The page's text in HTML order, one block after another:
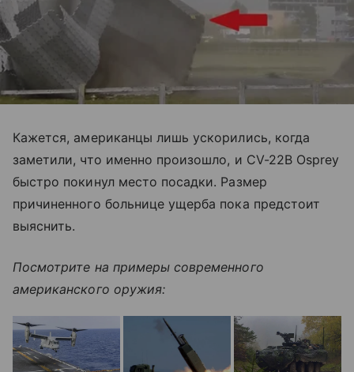
Кажется, американцы лишь ускорились, когда
заметили, что именно произошло, и CV-22B Osprey
быстро покинул место посадки. Размер
причиненного больнице ущерба пока предстоит
выяснить.
Посмотрите на примеры современного
американского оружия: